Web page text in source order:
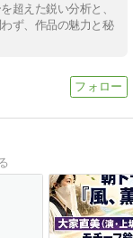
超えた鋭い分析と、
ず、作品の魅力と秘